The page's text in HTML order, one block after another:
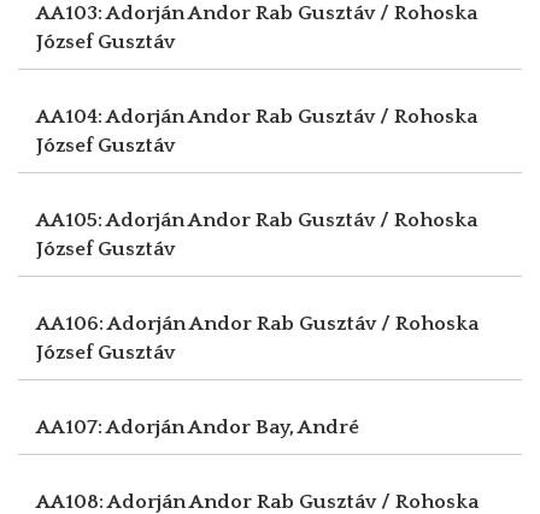
AA103: Adorján Andor Rab Gusztáv / Rohoska
József Gusztáv
AA104: Adorján Andor Rab Gusztáv / Rohoska
József Gusztáv
AA105: Adorján Andor Rab Gusztáv / Rohoska
József Gusztáv
AA106: Adorján Andor Rab Gusztáv / Rohoska
József Gusztáv
AA107: Adorján Andor Bay, André
AA108: Adorján Andor Rab Gusztáv / Rohoska